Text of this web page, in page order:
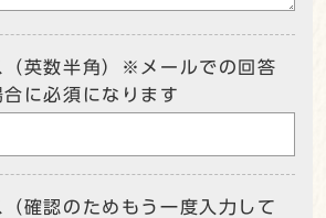
（英数半角）※メールでの回答
に必須になります
確認のためもう一度入力して